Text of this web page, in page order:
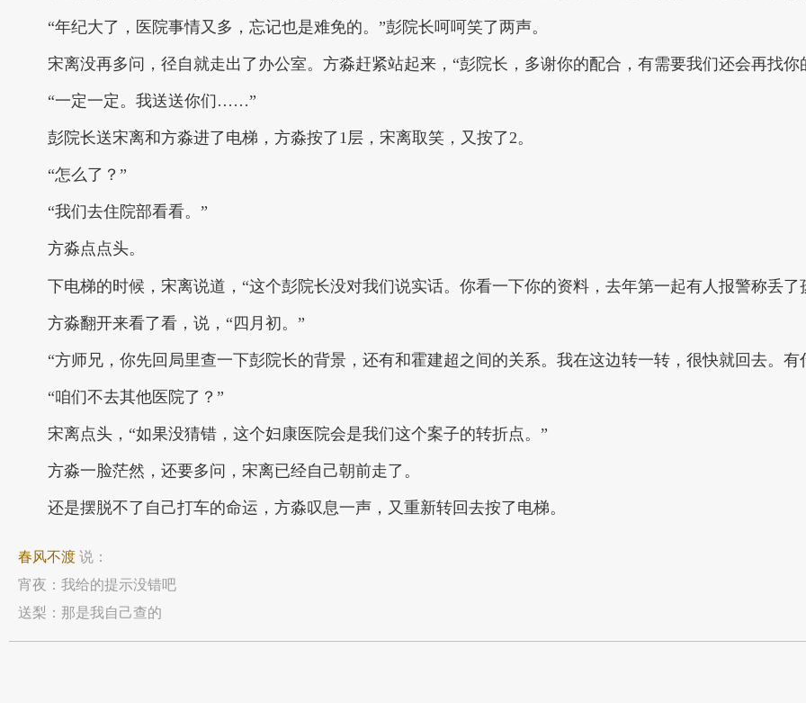
“年纪大了，医院事情又多，忘记也是难免的。”彭院长呵呵笑了两声。
宋离没再多问，径自就走出了办公室。方淼赶紧站起来，“彭院长，多谢你的配合，有需要我们还会再找你
“一定一定。我送送你们……”
彭院长送宋离和方淼进了电梯，方淼按了1层，宋离取笑，又按了2。
“怎么了？”
“我们去住院部看看。”
方淼点点头。
下电梯的时候，宋离说道，“这个彭院长没对我们说实话。你看一下你的资料，去年第一起有人报警称丢了
方淼翻开来看了看，说，“四月初。”
“方师兄，你先回局里查一下彭院长的背景，还有和霍建超之间的关系。我在这边转一转，很快就回去。
“咱们不去其他医院了？”
宋离点头，“如果没猜错，这个妇康医院会是我们这个案子的转折点。”
方淼一脸茫然，还要多问，宋离已经自己朝前走了。
还是摆脱不了自己打车的命运，方淼叹息一声，又重新转回去按了电梯。
春风不渡 说：
宵夜：我给的提示没错吧
送梨：那是我自己查的